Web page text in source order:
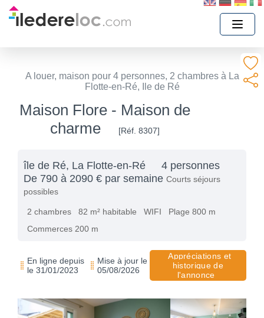
A louer, maison pour 4 personnes, 2 chambres à La
Flotte-en-Ré, Ile de Ré
Maison Flore - Maison de
charme
[Réf. 8307]
île de Ré, La Flotte-en-Ré
4 personnes
De 790 à 2090 € par semaine Courts séjours
possibles
2 chambres 82 m² habitable WIFI
Plage 800 m
Commerces 200 m
En ligne depuis
le 31/01/2023
Mise à jour le
05/08/2026
Appréciations et
historique de
l'annonce